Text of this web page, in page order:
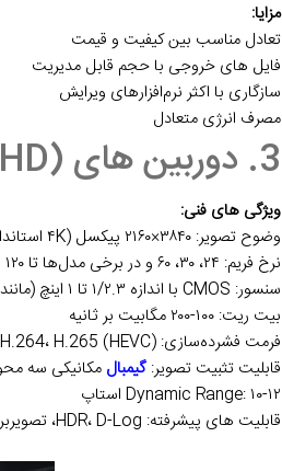
مزایا:
تعادل مناسب بین کیفیت و قیمت
فایل‌ های خروجی با حجم قابل مدیریت
سازگاری با اکثر نرم‌افزارهای ویرایش
مصرف انرژی متعادل
3. دوربین‌ های 4K (Ultra HD)
ویژگی‌ های فنی:
وضوح تصویر: ۳۸۴۰×۲۱۶۰ پیکسل (۴K استاندارد) یا ۴۰۹۶×۲۱۶۰ (۴K سینمایی)
نرخ فریم: ۲۴، ۳۰، ۶۰ و در برخی مدل‌ها تا ۱۲۰ فریم بر ثانیه
سنسور: CMOS با اندازه ۱/۲.۳ تا ۱ اینچ (مانند سنسور Hasselblad در DJI Mavic 3)
بیت‌ ریت: ۱۰۰-۲۰۰ مگابیت بر ثانیه
فرمت فشرده‌سازی: H.264، H.265 (HEVC)
قابلیت تثبیت تصویر:گیمبال مکانیکی سه
Dynamic Range: ۱۰-۱۲ استاپ
قابلیت‌ های پیشرفته: HDR، D-Log، تصویربرداری RAW (در برخی مدل‌ها)